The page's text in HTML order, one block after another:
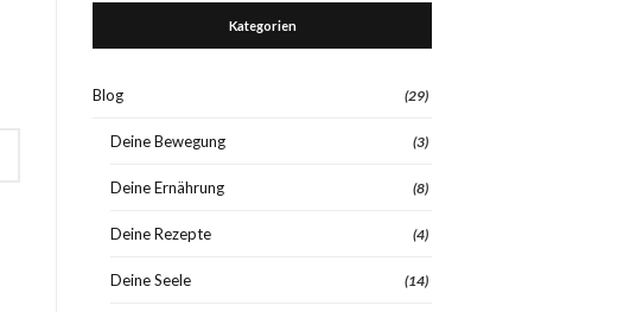
Kategorien
Blog (29)
Deine Bewegung (3)
Deine Ernährung (8)
Deine Rezepte (4)
Deine Seele (14)